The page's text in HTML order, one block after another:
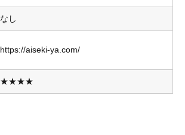
なし
https://aiseki-ya.com/
★★★★